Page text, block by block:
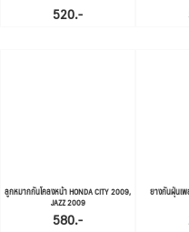
520.-
ลูกหมากกันโคลงหน้า HONDA CITY 2009,
JAZZ 2009
580.-
ยางกันฝุ่นเพ